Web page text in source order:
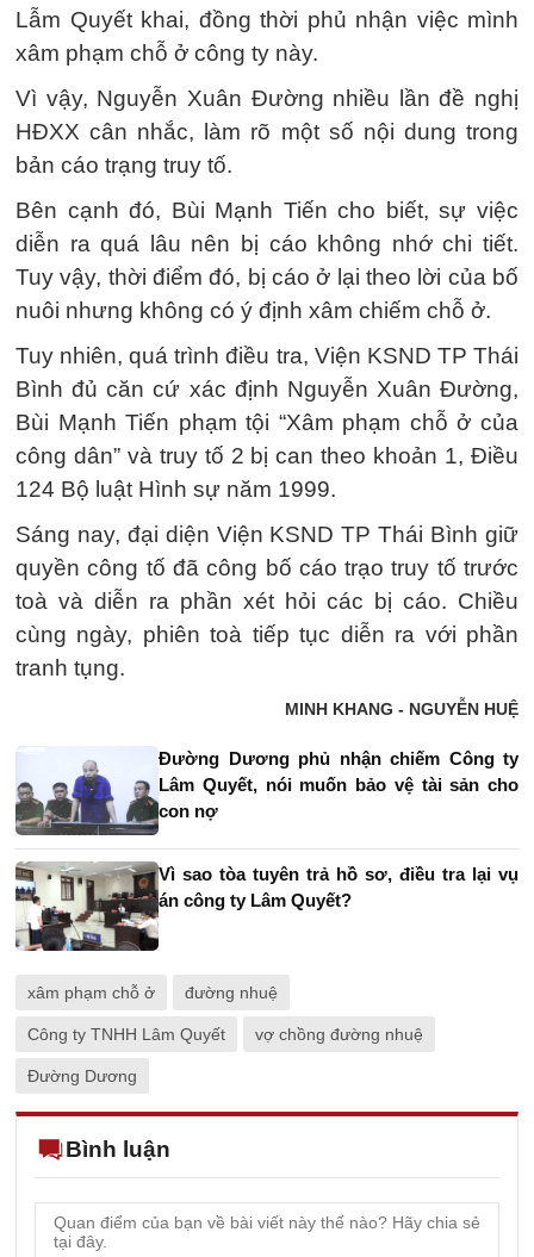
Lẫm Quyết khai, đồng thời phủ nhận việc mình
xâm phạm chỗ ở công ty này.
Vì vậy, Nguyễn Xuân Đường nhiều lần đề nghị
HĐXX cân nhắc, làm rõ một số nội dung trong
bản cáo trạng truy tố.
Bên cạnh đó, Bùi Mạnh Tiến cho biết, sự việc
diễn ra quá lâu nên bị cáo không nhớ chi tiết.
Tuy vậy, thời điểm đó, bị cáo ở lại theo lời của bố
nuôi nhưng không có ý định xâm chiếm chỗ ở.
Tuy nhiên, quá trình điều tra, Viện KSND TP Thái
Bình đủ căn cứ xác định Nguyễn Xuân Đường,
Bùi Mạnh Tiến phạm tội “Xâm phạm chỗ ở của
công dân” và truy tố 2 bị can theo khoản 1, Điều
124 Bộ luật Hình sự năm 1999.
Sáng nay, đại diện Viện KSND TP Thái Bình giữ
quyền công tố đã công bố cáo trạo truy tố trước
toà và diễn ra phần xét hỏi các bị cáo. Chiều
cùng ngày, phiên toà tiếp tục diễn ra với phần
tranh tụng.
MINH KHANG - NGUYỄN HUỆ
Đường Dương phủ nhận chiếm Công ty
Lâm Quyết, nói muốn bảo vệ tài sản cho
con nợ
Vì sao tòa tuyên trả hồ sơ, điều tra lại vụ
án công ty Lâm Quyết?
xâm phạm chỗ ở đường nhuệ
Công ty TNHH Lâm Quyết vợ chồng đường nhuệ
Đường Dương
Bình luận